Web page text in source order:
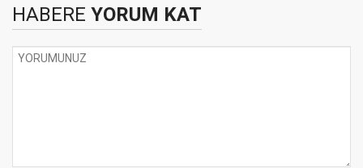
HABERE YORUM KAT